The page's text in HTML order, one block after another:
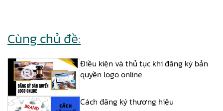
Cùng chủ đề:
Điều kiện và thủ tục khi đăng ký bản
quyền logo online
Cách đăng ký thương hiệu